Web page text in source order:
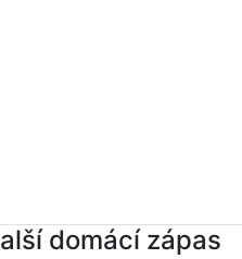
domácí zápas